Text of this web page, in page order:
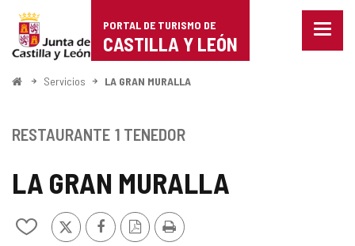
Portal
de
Turismo
Castilla
León
PORTAL DE TURISMO DE
CASTILLA Y LEÓN
Menu
InicioServicios LA GRAN MURALLA
LA GRAN MURALLA
Añadir/quitar
X FacebookVersión
PDF
Imprimir
RESTAURANTE 1 TENEDOR